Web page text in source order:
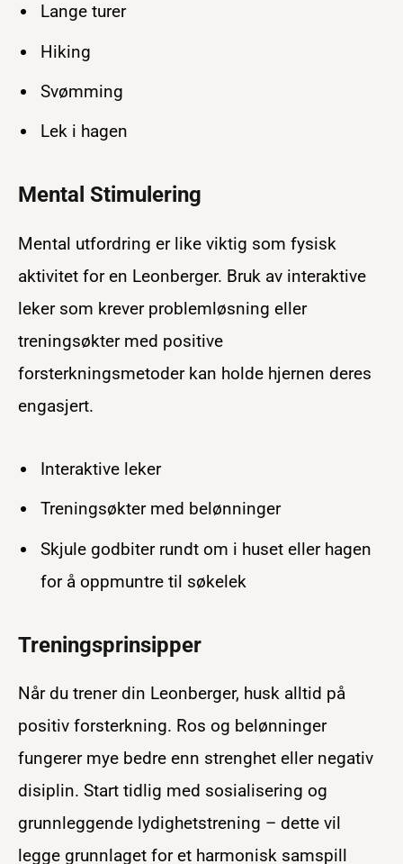
Lange turer
Hiking
Svømming
Lek i hagen
Mental Stimulering
Mental utfordring er like viktig som fysisk
aktivitet for en Leonberger. Bruk av interaktive
leker som krever problemløsning eller
treningsøkter med positive
forsterkningsmetoder kan holde hjernen deres
engasjert.
Interaktive leker
Treningsøkter med belønninger
Skjule godbiter rundt om i huset eller hagen
for å oppmuntre til søkelek
Treningsprinsipper
Når du trener din Leonberger, husk alltid på
positiv forsterkning. Ros og belønninger
fungerer mye bedre enn strenghet eller negativ
disiplin. Start tidlig med sosialisering og
grunnleggende lydighetstrening – dette vil
legge grunnlaget for et harmonisk samspill